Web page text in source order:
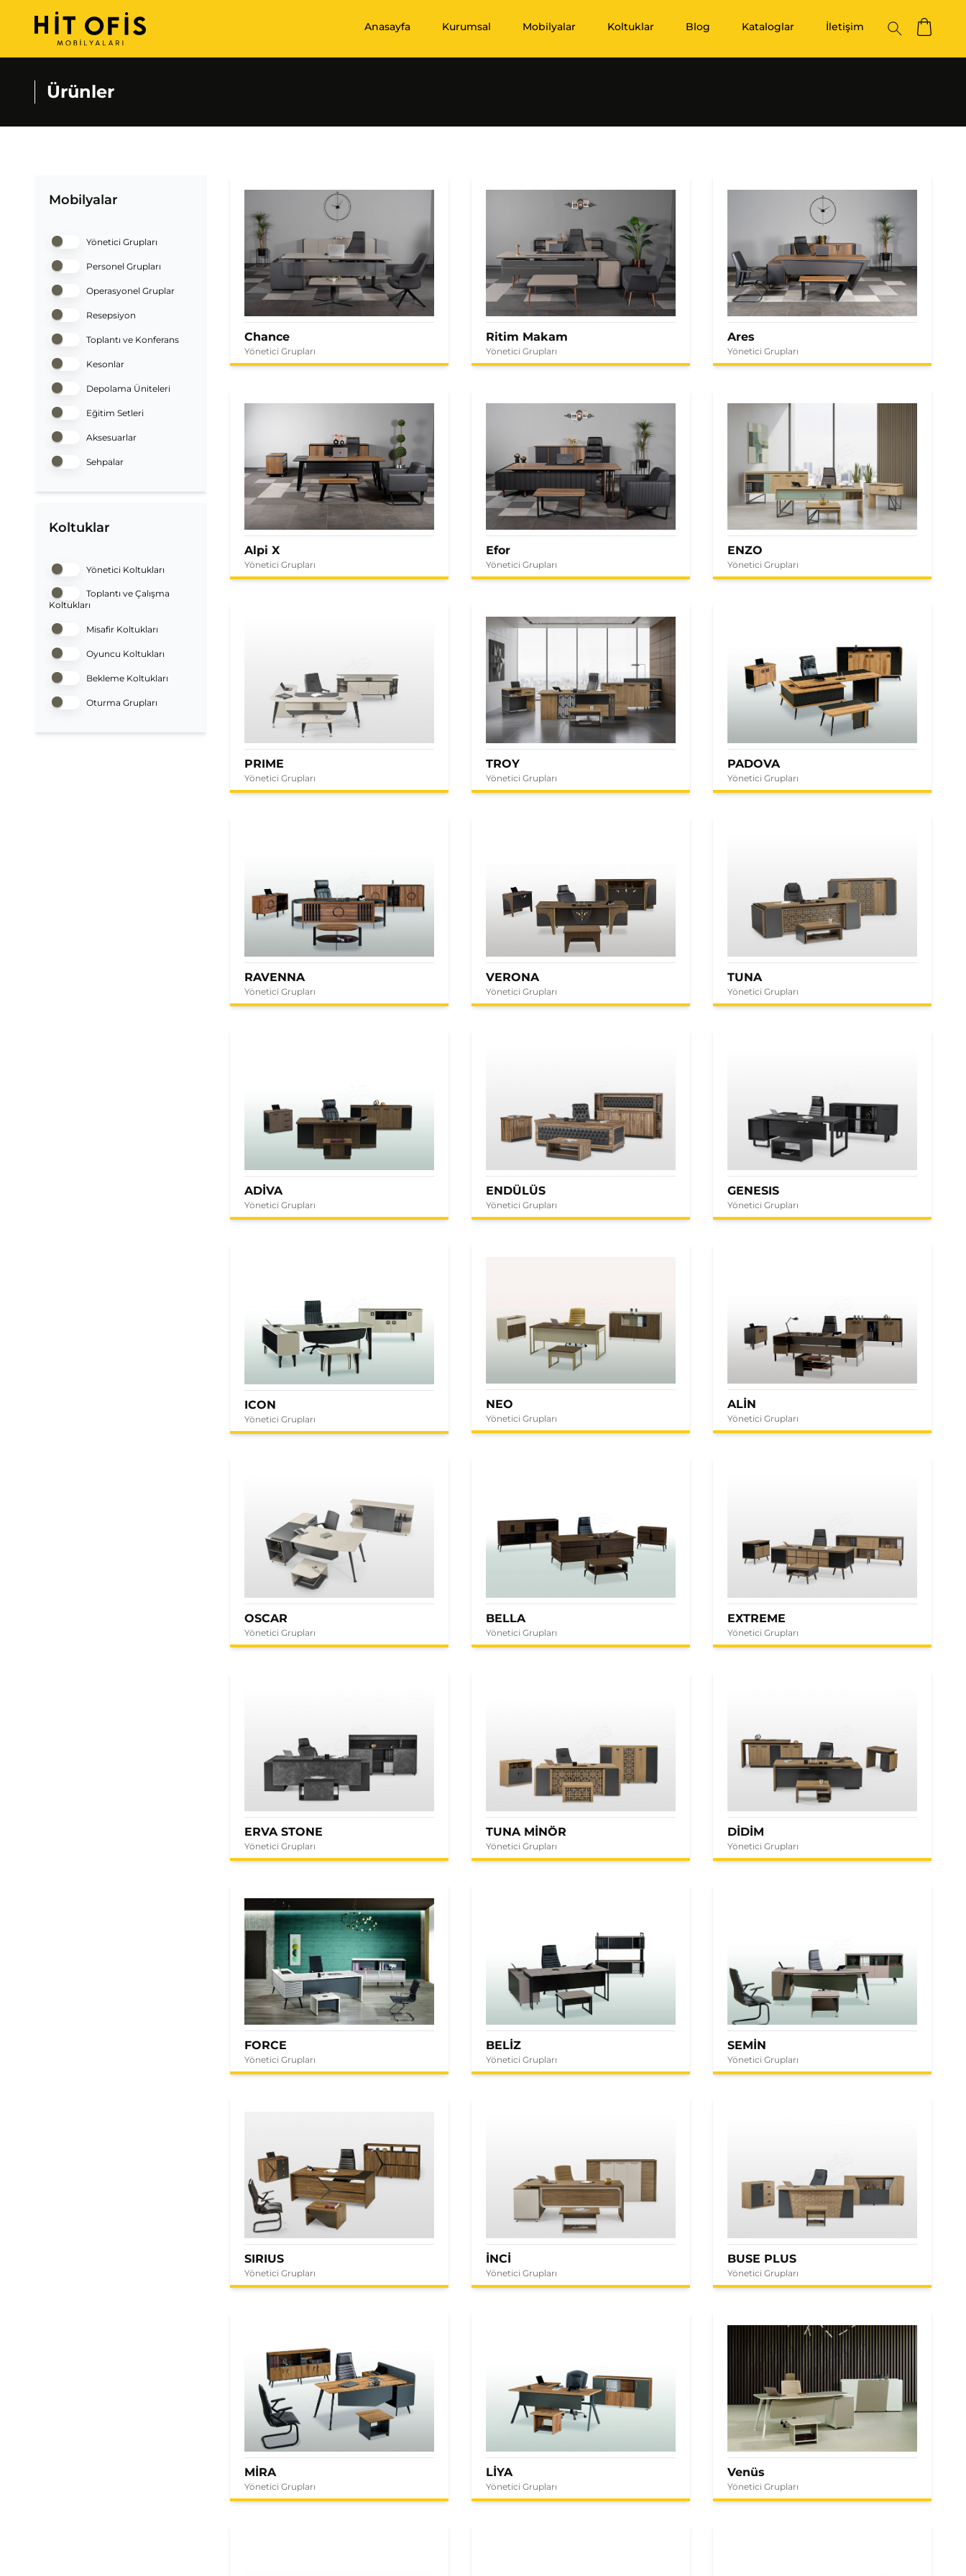
Anasayfa Kurumsal Mobilyalar Koltuklar Blog Kataloglar İletişim
Ürünler
Mobilyalar
Yönetici Grupları
Personel Grupları
Operasyonel Gruplar
Resepsiyon
Toplantı ve Konferans
Kesonlar
Depolama Üniteleri
Eğitim Setleri
Aksesuarlar
Sehpalar
Koltuklar
Yönetici Koltukları
Toplantı ve Çalışma
Koltukları
Misafir Koltukları
Oyuncu Koltukları
Bekleme Koltukları
Oturma Grupları
Chance
Yönetici Grupları
Ritim Makam
Yönetici Grupları
Ares
Yönetici Grupları
Alpi X
Yönetici Grupları
Efor
Yönetici Grupları
ENZO
Yönetici Grupları
PRIME
Yönetici Grupları
TROY
Yönetici Grupları
PADOVA
Yönetici Grupları
RAVENNA
Yönetici Grupları
VERONA
Yönetici Grupları
TUNA
Yönetici Grupları
ADİVA
Yönetici Grupları
ENDÜLÜS
Yönetici Grupları
GENESIS
Yönetici Grupları
ICON
Yönetici Grupları
NEO
Yönetici Grupları
ALİN
Yönetici Grupları
OSCAR
Yönetici Grupları
BELLA
Yönetici Grupları
EXTREME
Yönetici Grupları
ERVA STONE
Yönetici Grupları
TUNA MİNÖR
Yönetici Grupları
DİDİM
Yönetici Grupları
FORCE
Yönetici Grupları
BELİZ
Yönetici Grupları
SEMİN
Yönetici Grupları
SIRIUS
Yönetici Grupları
İNCİ
Yönetici Grupları
BUSE PLUS
Yönetici Grupları
MİRA
Yönetici Grupları
LİYA
Yönetici Grupları
Venüs
Yönetici Grupları